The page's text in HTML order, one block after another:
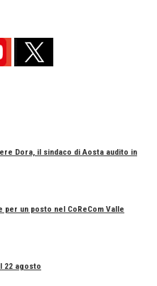
Dora, il sindaco di Aosta audito in
un posto nel CoReCom Valle
22 agosto